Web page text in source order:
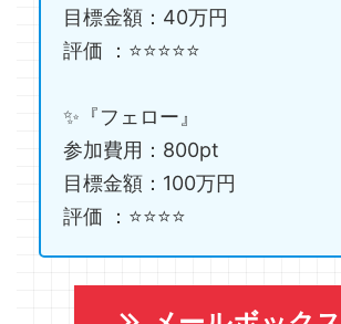
目標金額：40万円
評価 ：⭐️⭐️⭐️⭐️⭐️
✨『フェロー』
参加費用：800pt
目標金額：100万円
評価 ：⭐️⭐️⭐️⭐️